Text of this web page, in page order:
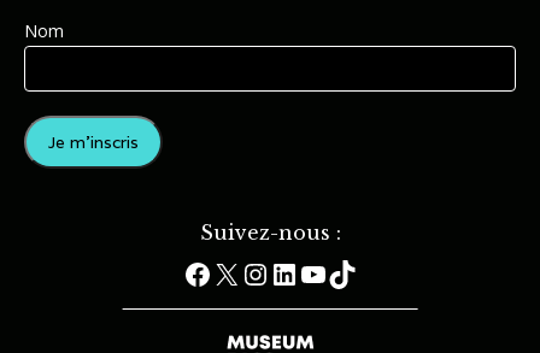
Nom
Suivez-nous :
Facebook
X Instagram
LinkedInYouTube